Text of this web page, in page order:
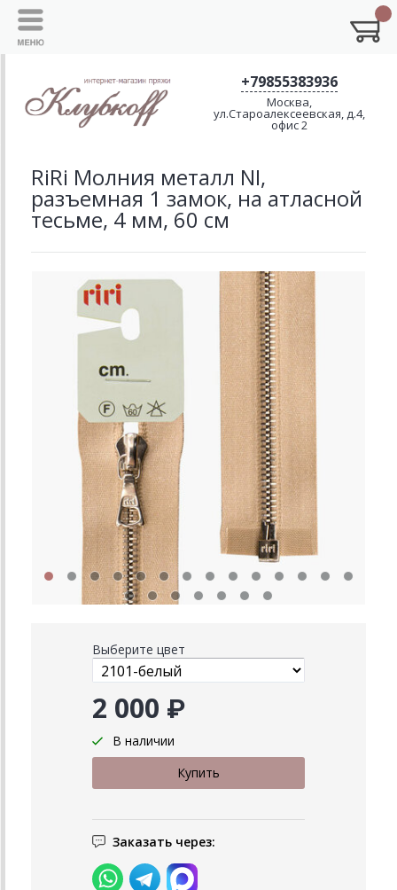
+79855383936
Москва,
ул.Староалексеевская, д.4,
офис 2
RiRi Молния металл NI,
разъемная 1 замок, на атласной
тесьме, 4 мм, 60 см
Выберите цвет
2 000 ₽
В наличии
Заказать через: